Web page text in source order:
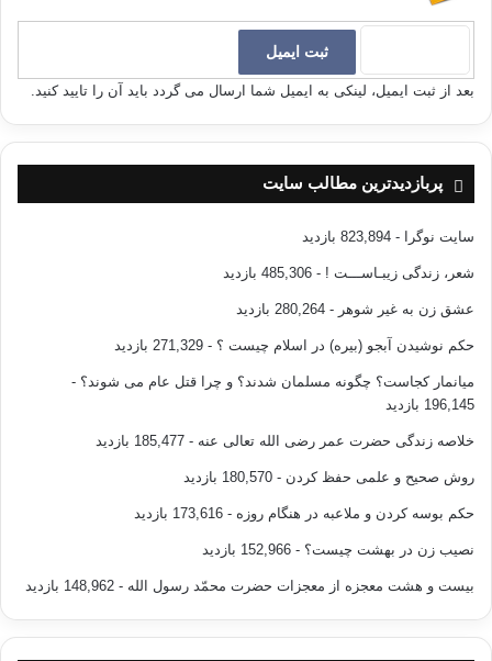
بعد از ثبت ایمیل، لینکی به ایمیل شما ارسال می گردد باید آن را تایید کنید.
پربازدیدترین مطالب سایت
سایت نوگرا - 823,894 بازدید
شعر، زندگی زیبـاســـت ! - 485,306 بازدید
عشق زن به غیر شوهر - 280,264 بازدید
حکم نوشیدن آبجو (بیره) در اسلام چیست ؟ - 271,329 بازدید
میانمار کجاست؟ چگونه مسلمان شدند؟ و چرا قتل عام می شوند؟ -
196,145 بازدید
خلاصه زندگی حضرت عمر رضی الله تعالی عنه - 185,477 بازدید
روش صحیح و علمی حفظ کردن - 180,570 بازدید
حکم بوسه کردن و ملاعبه در هنگام روزه - 173,616 بازدید
نصیب زن در بهشت چیست؟ - 152,966 بازدید
بیست و هشت معجزه از معجزات حضرت محمّد رسول الله - 148,962 بازدید